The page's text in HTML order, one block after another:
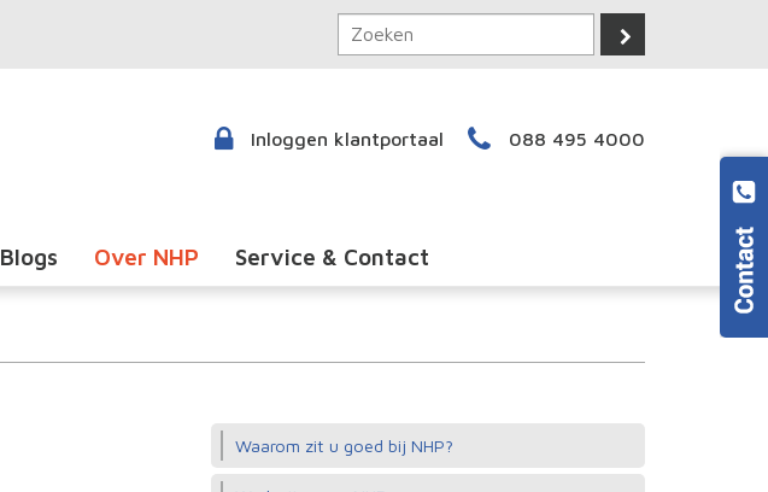
Inloggen klantportaal 088 495 4000
Blogs Over NHP Service & Contact
Waarom zit u goed bij NHP?